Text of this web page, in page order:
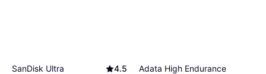
SanDisk Ultra
4.5
Adata High Endurance